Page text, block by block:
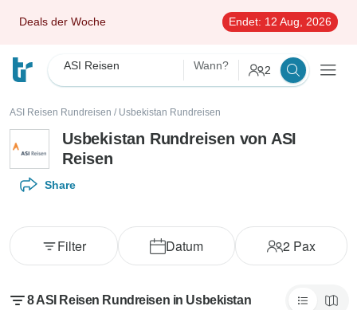
Deals der Woche Endet: 12 Aug, 2026
ASI Reisen Wann? 2
ASI Reisen Rundreisen / Usbekistan Rundreisen
Usbekistan Rundreisen von ASI
Reisen
Share
Datum 2 Pax
Filter
8 ASI Reisen Rundreisen in Usbekistan